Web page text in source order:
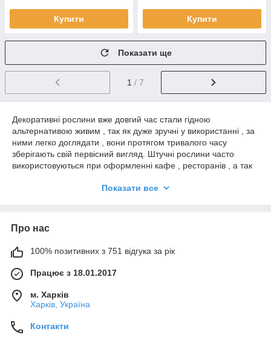
Купити Купити
Показати ще
1 / 7
Декоративні рослини вже довгий час стали гідною
альтернативою живим , так як дуже зручні у використанні , за
ними легко доглядати , вони протягом тривалого часу
зберігають свій первісний вигляд. Штучні рослини часто
використовуються при оформленні кафе , ресторанів , а так
прекрасно вписуються в домашній інтер'єр, наприклад в
роздріб, які допоможуть зробити ваш будинок сучасним та
вибір різноманітних штучних кущів, папоротей, а так само
Показати все
Про нас
100% позитивних з 751 відгука за рік
Працює з 18.01.2017
м. Харків
Харків, Україна
Контакти